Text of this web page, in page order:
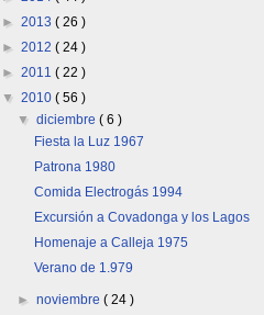
► 2013 ( 26 )
► 2012 ( 24 )
► 2011 ( 22 )
▼ 2010 ( 56 )
▼diciembre( 6 )
Fiesta la Luz 1967
Patrona 1980
Comida Electrogás 1994
Excursión a Covadonga y los Lagos
Homenaje a Calleja 1975
Verano de 1.979
►noviembre( 24 )